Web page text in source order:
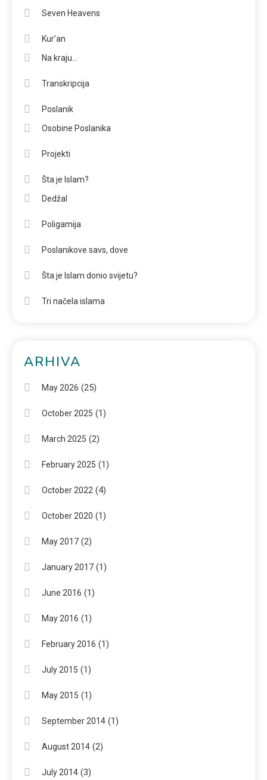
Seven Heavens
Kur’an
Na kraju…
Transkripcija
Poslanik
Osobine Poslanika
Projekti
Šta je Islam?
Dedžal
Poligamija
Poslanikove savs, dove
Šta je Islam donio svijetu?
Tri načela islama
ARHIVA
May 2026 (25)
October 2025 (1)
March 2025 (2)
February 2025 (1)
October 2022 (4)
October 2020 (1)
May 2017 (2)
January 2017 (1)
June 2016 (1)
May 2016 (1)
February 2016 (1)
July 2015 (1)
May 2015 (1)
September 2014 (1)
August 2014 (2)
July 2014 (3)